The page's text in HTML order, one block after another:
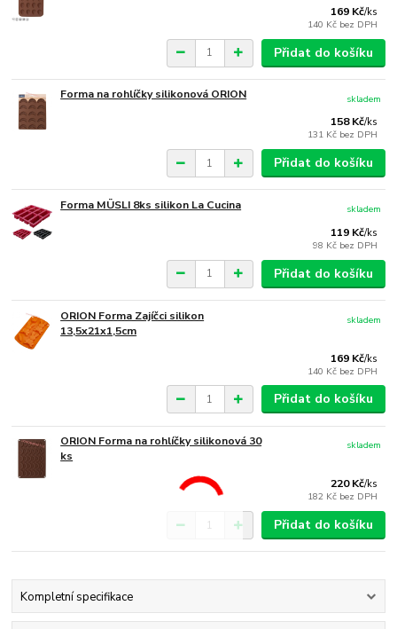
169 Kč/ks
140 Kč bez DPH
Přidat do košíku
Forma na rohlíčky silikonová ORION
158 Kč/ks
131 Kč bez DPH
skladem
Přidat do košíku
Forma MÜSLI 8ks silikon La Cucina
119 Kč/ks
98 Kč bez DPH
skladem
Přidat do košíku
ORION Forma Zajíčci silikon
13,5x21x1,5cm
169 Kč/ks
140 Kč bez DPH
skladem
Přidat do košíku
ORION Forma na rohlíčky silikonová 30
ks
220 Kč/ks
182 Kč bez DPH
skladem
Přidat do košíku
Kompletní specifikace